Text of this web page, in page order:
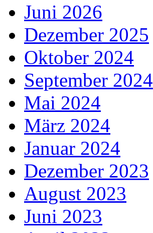
Juni 2026
Dezember 2025
Oktober 2024
September 2024
Mai 2024
März 2024
Januar 2024
Dezember 2023
August 2023
Juni 2023